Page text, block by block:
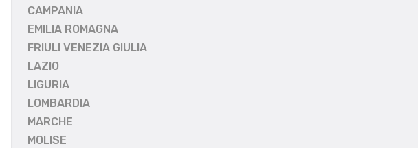
CAMPANIA
EMILIA ROMAGNA
FRIULI VENEZIA GIULIA
LAZIO
LIGURIA
LOMBARDIA
MARCHE
MOLISE